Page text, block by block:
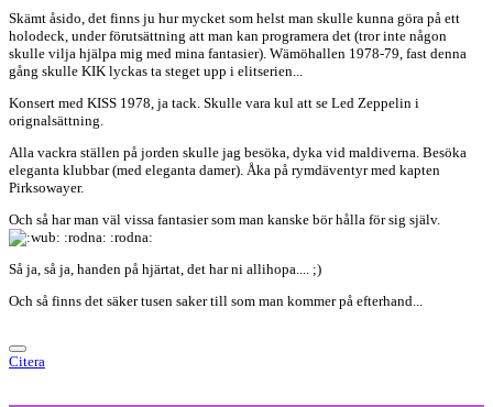
Skämt åsido, det finns ju hur mycket som helst man skulle kunna göra på ett
holodeck, under förutsättning att man kan programera det (tror inte någon
skulle vilja hjälpa mig med mina fantasier). Wämöhallen 1978-79, fast denna
gång skulle KIK lyckas ta steget upp i elitserien...
Konsert med KISS 1978, ja tack. Skulle vara kul att se Led Zeppelin i
orignalsättning.
Alla vackra ställen på jorden skulle jag besöka, dyka vid maldiverna. Besöka
eleganta klubbar (med eleganta damer). Åka på rymdäventyr med kapten
Pirksowayer.
Och så har man väl vissa fantasier som man kanske bör hålla för sig själv.
:rodna: :rodna:
Så ja, så ja, handen på hjärtat, det har ni allihopa.... ;)
Och så finns det säker tusen saker till som man kommer på efterhand...
Citera